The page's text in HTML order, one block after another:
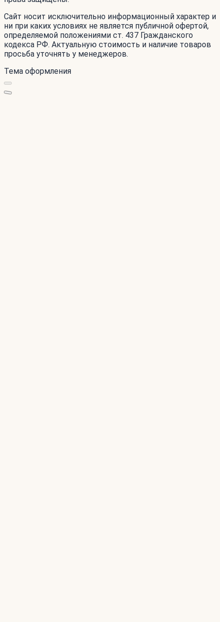
Сайт носит исключительно информационный характер и
ни при каких условиях не является публичной офертой,
определяемой положениями ст. 437 Гражданского
кодекса РФ. Актуальную стоимость и наличие товаров
просьба уточнять у менеджеров.
Тема оформления